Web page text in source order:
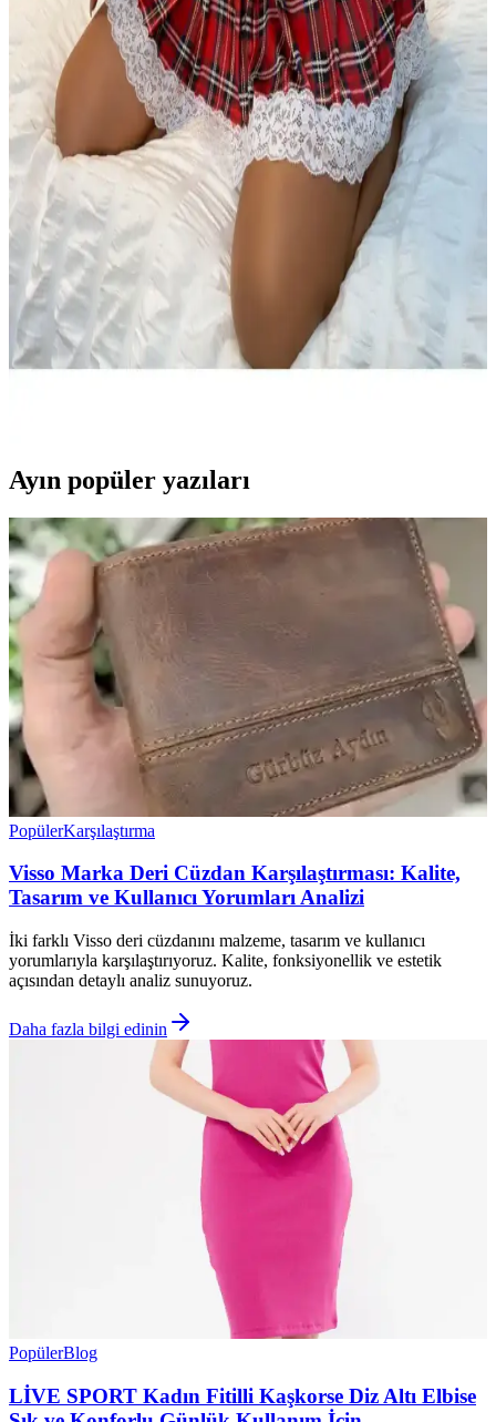
Cottonhill ve Los Ojos'un crop top büstiyerleri arasındaki tasarım,
konfor ve kullanım özelliklerini karşılaştırıyoruz. Hangi ürün sizin
tarzınıza uygun, detaylar ve kullanıcı yorumlarıyla rehberlik
sağlıyoruz.
Cottonhill Ayarlanabilir İnce Askılı Lazer Kesim
Crop Büstiyer Kadınlar İçin Şık ve Konforlu
Tasarım
Cottonhill'in şık ve rahat crop büstiyeri, ayarlanabilir askıları ve
çeşitli renk seçenekleriyle modern kadınların favorisi oluyor. Esnek
yapısı ve uygun beden ölçüleriyle konfor sağlar.
LUNİTA Fantezi Lise Kostümü Ekose Etekli
Büstiyer Takımı Detayları ve Kullanım İpuçları
LUNİTA markasının ekose etekli ve büstiyer takımı, genç ve
dinamik tasarımıyla günlük ve özel etkinlikler için ideal. Kaliteli
Ayın popüler yazıları
PopülerKarşılaştırma
Visso Marka Deri Cüzdan Karşılaştırması: Kalite,
Tasarım ve Kullanıcı Yorumları Analizi
İki farklı Visso deri cüzdanını malzeme, tasarım ve kullanıcı
yorumlarıyla karşılaştırıyoruz. Kalite, fonksiyonellik ve estetik
açısından detaylı analiz sunuyoruz.
Daha fazla bilgi edinin
PopülerBlog
LİVE SPORT Kadın Fitilli Kaşkorse Diz Altı Elbise